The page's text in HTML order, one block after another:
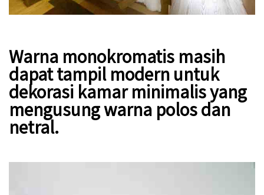
Warna monokromatis masih
dapat tampil modern untuk
dekorasi kamar minimalis yang
mengusung warna polos dan
netral.